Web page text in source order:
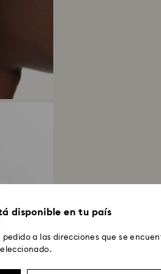
disponible en tu país
a las direcciones que se